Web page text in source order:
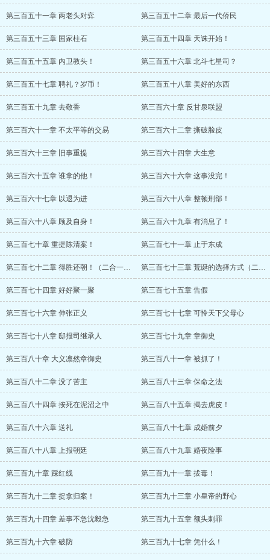
第三百五十一章 两老头对弈 第三百五十二章 最后一代侨民
第三百五十三章 国家柱石 第三百五十四章 天诛开始！
第三百五十五章 内卫教头！ 第三百五十六章 北斗七星司？
第三百五十七章 聘礼？岁币！ 第三百五十八章 美好的东西
第三百五十九章 去敬香 第三百六十章 反甘泉联盟
第三百六十一章 不太平等的交易 第三百六十二章 撕破脸皮
第三百六十三章 旧事重提 第三百六十四章 大生意
第三百六十五章 谁拿的他！ 第三百六十六章 这事没完！
第三百六十七章 以退为进 第三百六十八章 整顿刑部！
第三百六十八章 顾及自身！ 第三百六十九章 有消息了！
第三百七十章 重提陈清案！ 第三百七十一章 止于东成
第三百七十二章 得胜还朝！（二合一章节！） 第三百七十三章 荒诞的选择方式（二合一章节）
第三百七十四章 好好聚一聚 第三百七十五章 告假
第三百七十六章 伸张正义 第三百七十七章 可怜天下父母心
第三百七十八章 邸报司继承人 第三百七十九章 章御史
第三百八十章 大义凛然章御史 第三百八十一章 被抓了！
第三百八十二章 没了苦主 第三百八十三章 保命之法
第三百八十四章 按死在泥沼之中 第三百八十五章 揭去虎皮！
第三百八十六章 送礼 第三百八十七章 成婚前夕
第三百八十八章 上报朝廷 第三百八十九章 婚夜险事
第三百九十章 踩红线 第三百九十一章 拔毒！
第三百九十二章 捉拿归案！ 第三百九十三章 小皇帝的野心
第三百九十四章 差事不急沈毅急 第三百九十五章 额头刺罪
第三百九十六章 破防 第三百九十七章 凭什么！